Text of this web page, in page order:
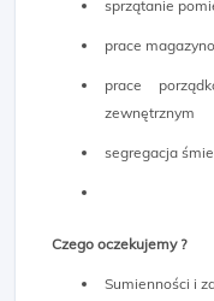
sprzątanie
prace
prace
zewnętrznym
segregacja
Czego oczekujemy ?
Sumienności i